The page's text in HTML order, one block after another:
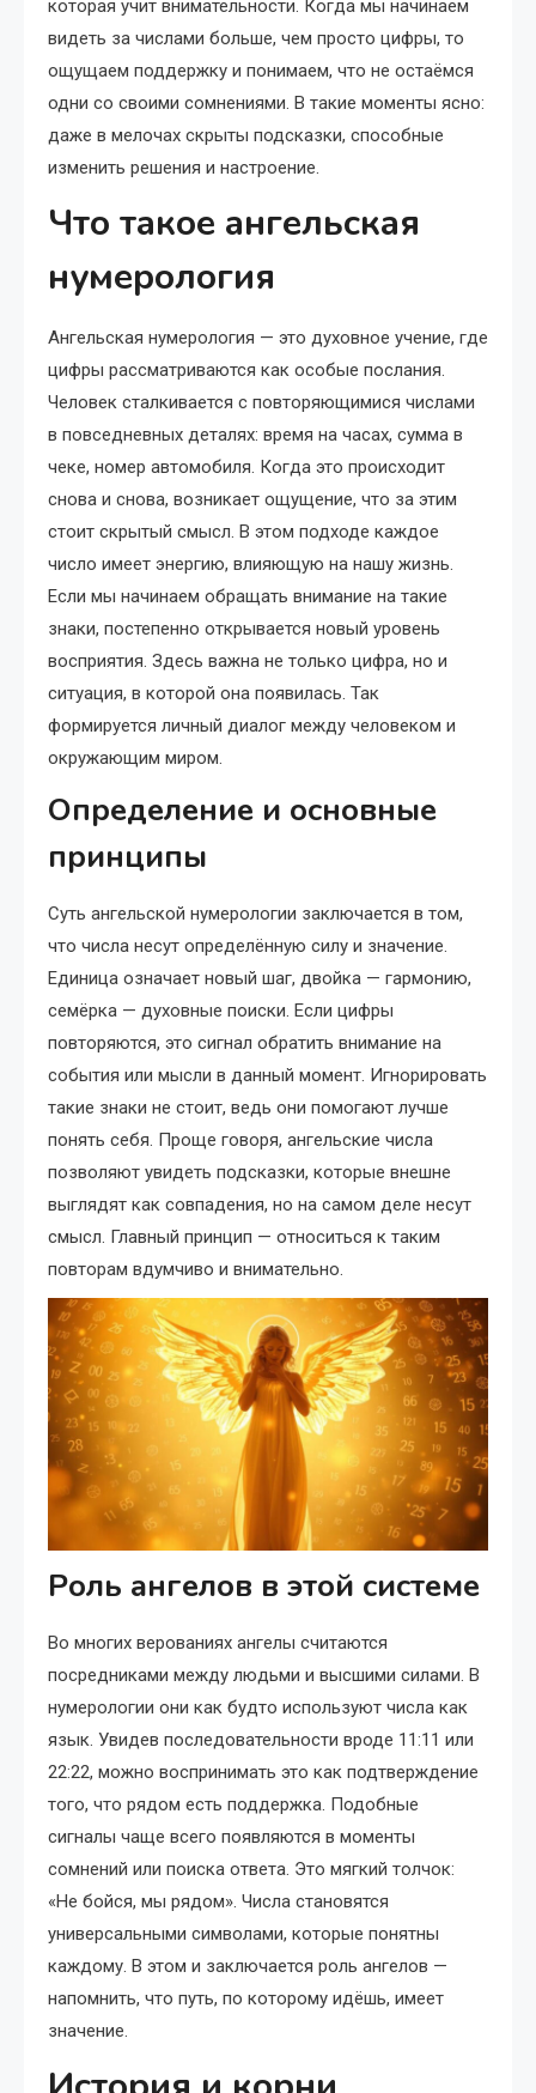
которая учит внимательности. Когда мы начинаем
видеть за числами больше, чем просто цифры, то
ощущаем поддержку и понимаем, что не остаёмся
одни со своими сомнениями. В такие моменты ясно:
даже в мелочах скрыты подсказки, способные
изменить решения и настроение.
Что такое ангельская
нумерология
Ангельская нумерология — это духовное учение, где
цифры рассматриваются как особые послания.
Человек сталкивается с повторяющимися числами
в повседневных деталях: время на часах, сумма в
чеке, номер автомобиля. Когда это происходит
снова и снова, возникает ощущение, что за этим
стоит скрытый смысл. В этом подходе каждое
число имеет энергию, влияющую на нашу жизнь.
Если мы начинаем обращать внимание на такие
знаки, постепенно открывается новый уровень
восприятия. Здесь важна не только цифра, но и
ситуация, в которой она появилась. Так
формируется личный диалог между человеком и
окружающим миром.
Определение и основные
принципы
Суть ангельской нумерологии заключается в том,
что числа несут определённую силу и значение.
Единица означает новый шаг, двойка — гармонию,
семёрка — духовные поиски. Если цифры
повторяются, это сигнал обратить внимание на
события или мысли в данный момент. Игнорировать
такие знаки не стоит, ведь они помогают лучше
понять себя. Проще говоря, ангельские числа
позволяют увидеть подсказки, которые внешне
выглядят как совпадения, но на самом деле несут
смысл. Главный принцип — относиться к таким
повторам вдумчиво и внимательно.
Роль ангелов в этой системе
Во многих верованиях ангелы считаются
посредниками между людьми и высшими силами. В
нумерологии они как будто используют числа как
язык. Увидев последовательности вроде 11:11 или
22:22, можно воспринимать это как подтверждение
того, что рядом есть поддержка. Подобные
сигналы чаще всего появляются в моменты
сомнений или поиска ответа. Это мягкий толчок:
«Не бойся, мы рядом». Числа становятся
универсальными символами, которые понятны
каждому. В этом и заключается роль ангелов —
напомнить, что путь, по которому идёшь, имеет
значение.